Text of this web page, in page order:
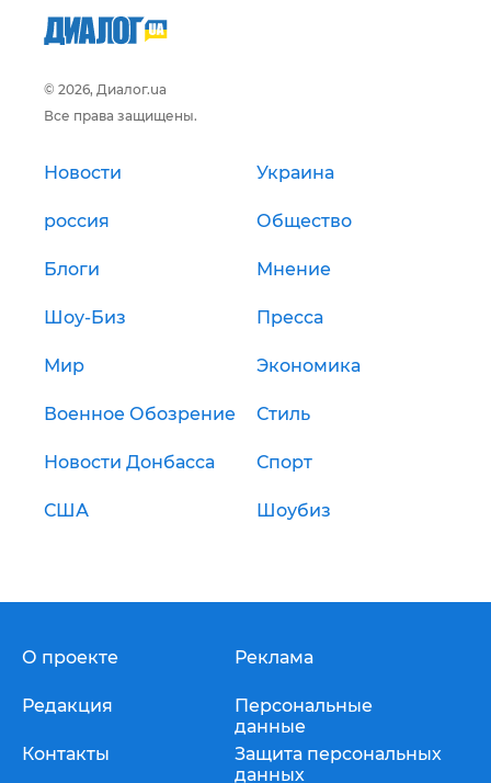
© 2026, Диалог.ua
Все права защищены.
Новости Украина
россия Общество
Блоги Мнение
Шоу-Биз Пресса
Мир Экономика
Военное Обозрение Стиль
Новости Донбасса Спорт
США Шоубиз
О проекте
Редакция
Контакты
Реклама
Персональные
данные
Защита персональных
данных